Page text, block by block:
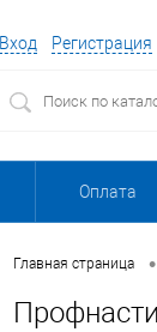
Вход Регистрация
Оплата
Главная страница •